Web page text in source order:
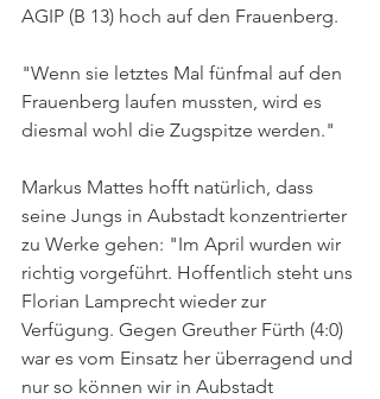
AGIP (B 13) hoch auf den Frauenberg.
"Wenn sie letztes Mal fünfmal auf den
Frauenberg laufen mussten, wird es
diesmal wohl die Zugspitze werden."
Markus Mattes hofft natürlich, dass
seine Jungs in Aubstadt konzentrierter
zu Werke gehen: "Im April wurden wir
richtig vorgeführt. Hoffentlich steht uns
Florian Lamprecht wieder zur
Verfügung. Gegen Greuther Fürth (4:0)
war es vom Einsatz her überragend und
nur so können wir in Aubstadt